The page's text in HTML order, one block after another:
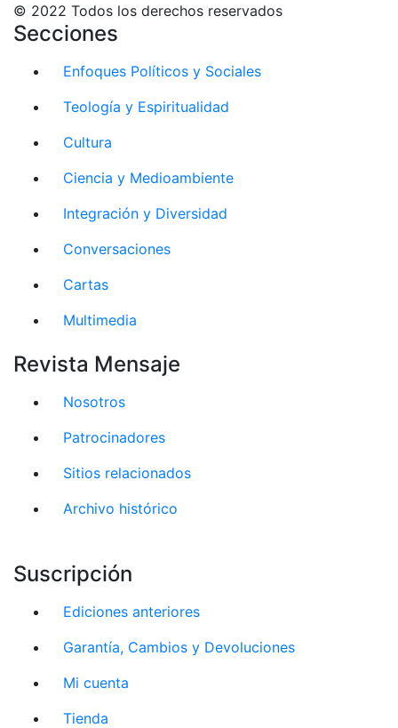
© 2022 Todos los derechos reservados
Secciones
Enfoques Políticos y Sociales
Teología y Espiritualidad
Cultura
Ciencia y Medioambiente
Integración y Diversidad
Conversaciones
Cartas
Multimedia
Revista Mensaje
Nosotros
Patrocinadores
Sitios relacionados
Archivo histórico
Suscripción
Ediciones anteriores
Garantía, Cambios y Devoluciones
Mi cuenta
Tienda